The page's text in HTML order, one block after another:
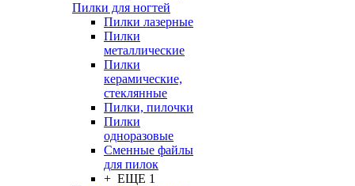
Пилки для ногтей
Пилки лазерные
Пилки
металлические
Пилки
керамические,
стеклянные
Пилки, пилочки
Пилки
одноразовые
Сменные файлы
для пилок
+ ЕЩЕ 1